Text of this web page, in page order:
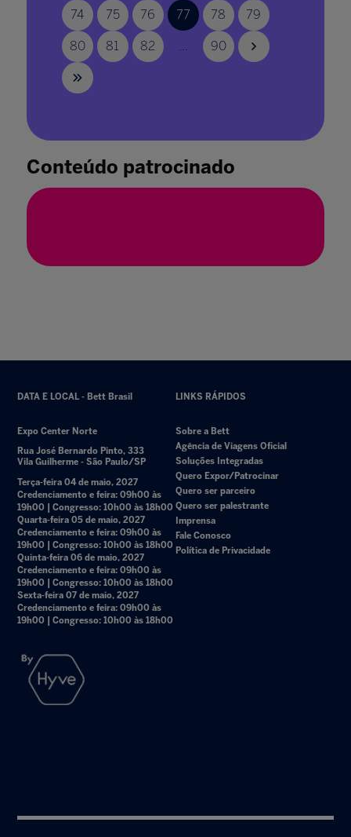
“A Cor da Cultura”
74 75 76 77 78 79
80 81 82 90
Conteúdo patrocinado
DATA E LOCAL - Bett Brasil
Expo Center Norte
Rua José Bernardo Pinto, 333
Vila Guilherme - São Paulo/SP
Terça-feira 04 de maio, 2027
Credenciamento e feira: 09h00 às
19h00 | Congresso: 10h00 às 18h00
Quarta-feira 05 de maio, 2027
Credenciamento e feira: 09h00 às
19h00 | Congresso: 10h00 às 18h00
Quinta-feira 06 de maio, 2027
Credenciamento e feira: 09h00 às
19h00 | Congresso: 10h00 às 18h00
Sexta-feira 07 de maio, 2027
Credenciamento e feira: 09h00 às
19h00 | Congresso: 10h00 às 18h00
LINKS RÁPIDOS
Sobre a Bett
Agência de Viagens Oficial
Soluções Integradas
Quero Expor/Patrocinar
Quero ser parceiro
Quero ser palestrante
Imprensa
Fale Conosco
Política de Privacidade